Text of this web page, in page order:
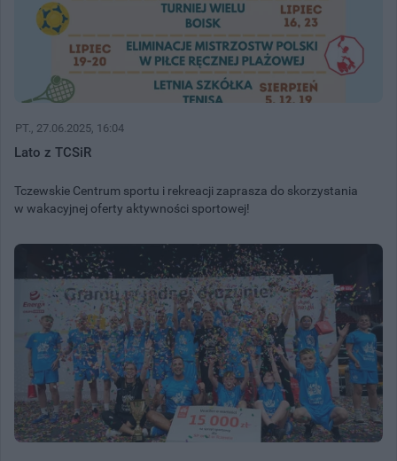
PT. , 27.06.2025, 16:04
Lato z TCSiR
Tczewskie Centrum sportu i rekreacji zaprasza do skorzystania
w wakacyjnej oferty aktywności sportowej!